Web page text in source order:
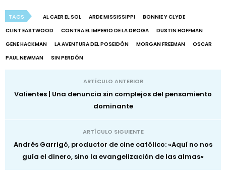
TAGS AL CAER EL SOL ARDE MISSISSIPPI
BONNIE Y CLYDE
CLINT EASTWOOD
CONTRA EL IMPERIO DE LA DROGA
DUSTIN HOFFMAN
GENE HACKMAN
LA AVENTURA DEL POSEIDÓN MORGAN FREEMAN
OSCAR
PAUL NEWMAN
SIN PERDÓN
ARTÍCULO ANTERIOR
Valientes | Una denuncia sin complejos del pensamiento
dominante
ARTÍCULO SIGUIENTE
Andrés Garrigó, productor de cine católico: «Aquí no nos
guía el dinero, sino la evangelización de las almas»